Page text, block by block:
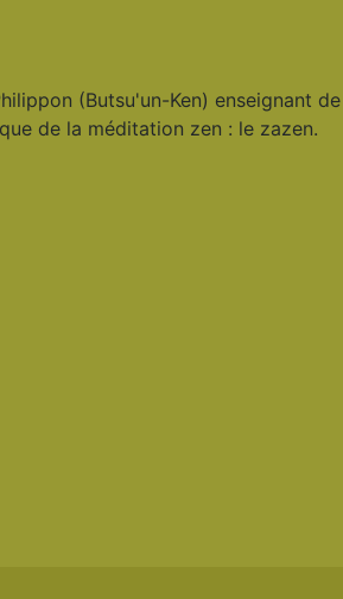
(Butsu'un-Ken) enseignant
de la méditation zen : le zazen.